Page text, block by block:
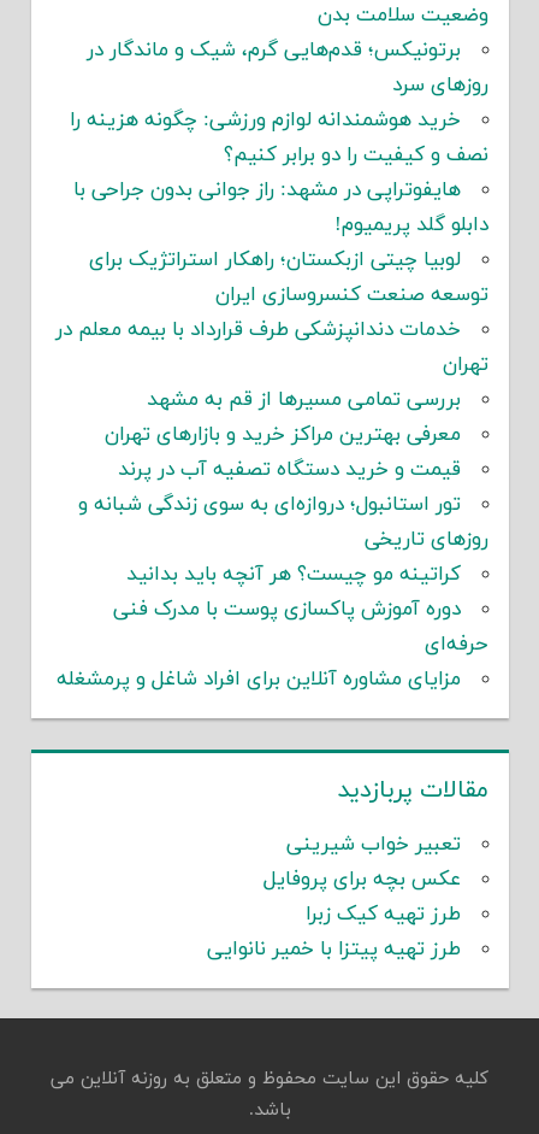
وضعیت سلامت بدن
برتونیکس؛ قدم‌هایی گرم، شیک و ماندگار در
روزهای سرد
خرید هوشمندانه لوازم ورزشی: چگونه هزینه را
نصف و کیفیت را دو برابر کنیم؟
هایفوتراپی در مشهد: راز جوانی بدون جراحی با
دابلو گلد پریمیوم!
لوبیا چیتی ازبکستان؛ راهکار استراتژیک برای
توسعه صنعت کنسروسازی ایران
خدمات دندانپزشکی طرف قرارداد با بیمه معلم در
تهران
بررسی تمامی مسیرها از قم به مشهد
معرفی بهترین مراکز خرید و بازارهای تهران
قیمت و خرید دستگاه تصفیه آب در پرند
تور استانبول؛ دروازه‌ای به سوی زندگی شبانه و
روزهای تاریخی
کراتینه مو چیست؟ هر آنچه باید بدانید
دوره آموزش پاکسازی پوست با مدرک فنی
حرفه‌ای
مزایای مشاوره آنلاین برای افراد شاغل و پرمشغله
مقالات پربازدید
تعبیر خواب شیرینی
عکس بچه برای پروفایل
طرز تهیه کیک زبرا
طرز تهیه پیتزا با خمیر نانوایی
کلیه حقوق این سایت محفوظ و متعلق به روزنه آنلاین می
باشد.